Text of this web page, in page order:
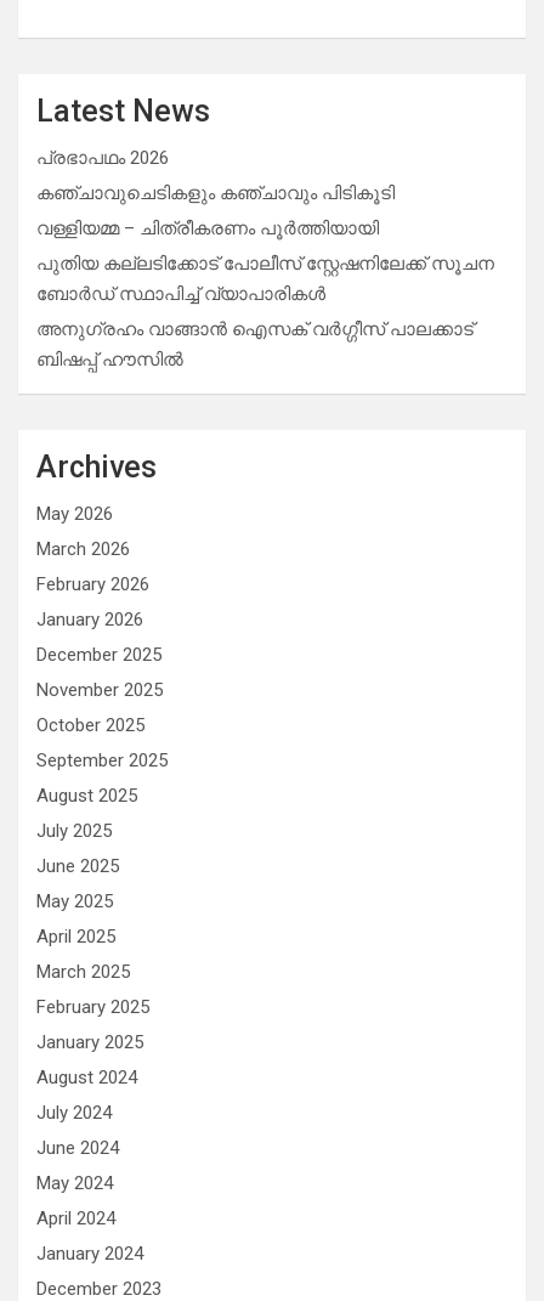
Latest News
പ്രഭാപഥം 2026
കഞ്ചാവുചെടികളും കഞ്ചാവും പിടികൂടി
വള്ളിയമ്മ – ചിത്രീകരണം പൂർത്തിയായി
പുതിയ കല്ലടിക്കോട് പോലീസ് സ്റ്റേഷനിലേക്ക് സൂചന
ബോർഡ് സ്ഥാപിച്ച് വ്യാപാരികൾ
അനുഗ്രഹം വാങ്ങാൻ ഐസക് വര്‍ഗ്ഗീസ് പാലക്കാട്
ബിഷപ്പ് ഹൗസില്‍
Archives
May 2026
March 2026
February 2026
January 2026
December 2025
November 2025
October 2025
September 2025
August 2025
July 2025
June 2025
May 2025
April 2025
March 2025
February 2025
January 2025
August 2024
July 2024
June 2024
May 2024
April 2024
January 2024
December 2023